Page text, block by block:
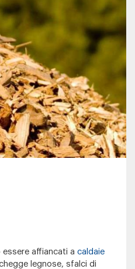
essere affiancati a caldaie
legnose, sfalci di